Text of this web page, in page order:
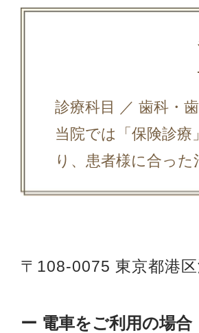
診療科目 ／ 歯科・
当院では「保険診
り、患者様に合っ
〒108-0075 東京都港
ー 電車をご利用の場合